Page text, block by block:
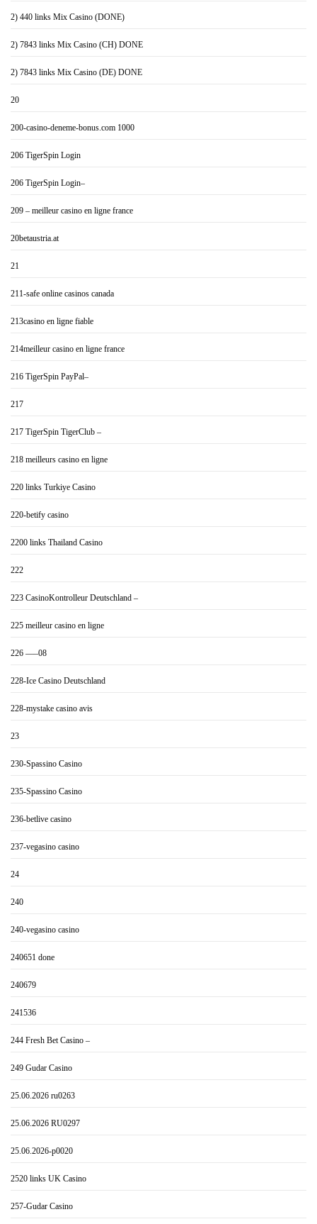
2) 440 links Mix Casino (DONE)
2) 7843 links Mix Casino (CH) DONE
2) 7843 links Mix Casino (DE) DONE
20
200-casino-deneme-bonus.com 1000
206 TigerSpin Login
206 TigerSpin Login–
209 – meilleur casino en ligne france
20betaustria.at
21
211-safe online casinos canada
213casino en ligne fiable
214meilleur casino en ligne france
216 TigerSpin PayPal–
217
217 TigerSpin TigerClub –
218 meilleurs casino en ligne
220 links Turkiye Casino
220-betify casino
2200 links Thailand Casino
222
223 CasinoKontrolleur Deutschland –
225 meilleur casino en ligne
226 —–08
228-Ice Casino Deutschland
228-mystake casino avis
23
230-Spassino Casino
235-Spassino Casino
236-betlive casino
237-vegasino casino
24
240
240-vegasino casino
240651 done
240679
241536
244 Fresh Bet Casino –
249 Gudar Casino
25.06.2026 ru0263
25.06.2026 RU0297
25.06.2026-p0020
2520 links UK Casino
257-Gudar Casino